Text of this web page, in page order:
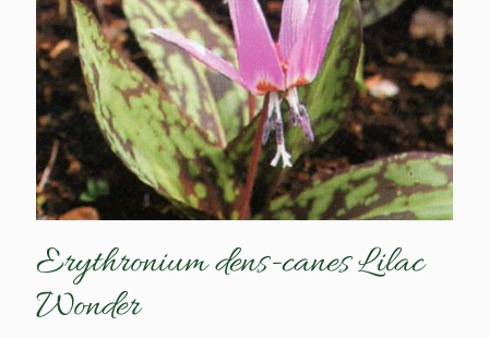
Erythronium dens-canes Lilac
Wonder